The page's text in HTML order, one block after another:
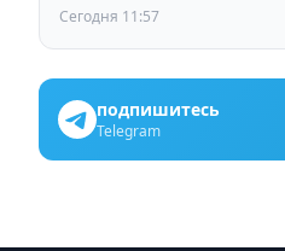
Сегодня 11:57
подпишитесь
Telegram